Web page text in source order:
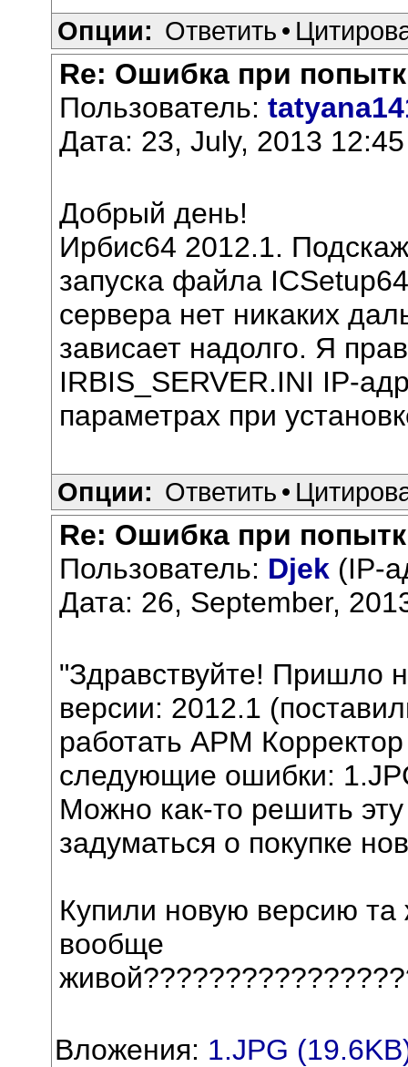
Опции: Ответить •
Re: Ошибка при
Пользователь:
Дата: 23, July, 2013 12:45
Добрый день!
Ирбис64 2012.1.
запуска файла
сервера нет никаких
зависает надолго. Я
IRBIS_SERVER.INI IP-
параметрах при
Опции: Ответить •
Re: Ошибка при
Пользователь: Djek (IP-
Дата: 26, September,
"Здравствуйте! Пришло
версии: 2012.1
работать АРМ
следующие ошибки:
Можно как-то решить
задуматься о покупке
Купили новую версию
вообще
Вложения: 1.JPG